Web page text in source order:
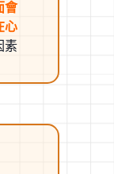
會
心
素